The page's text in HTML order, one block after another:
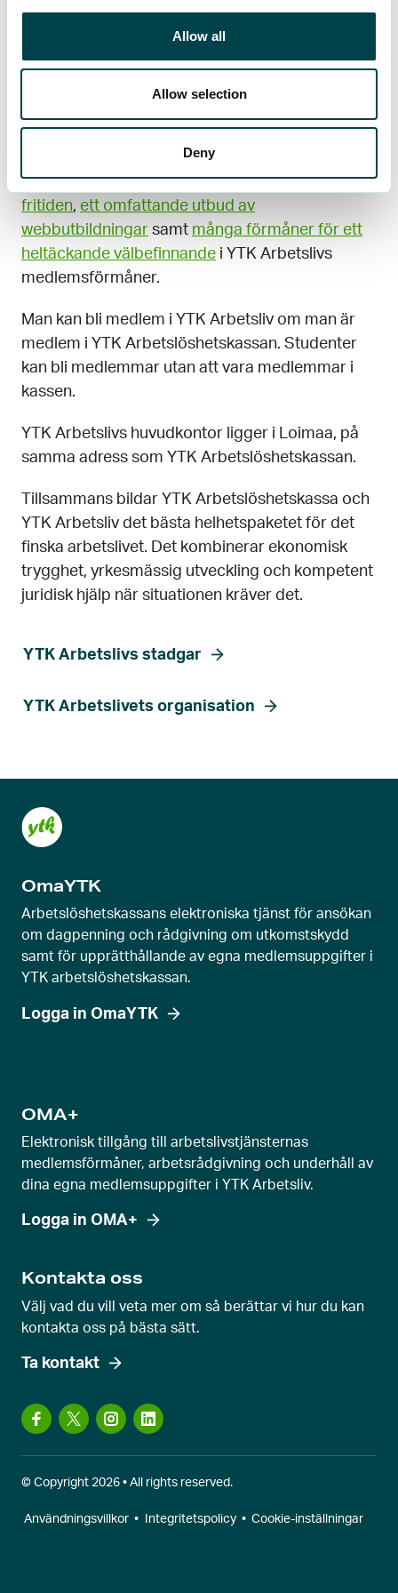
Allow all
Allow selection
Deny
beslutade att gemensamt teckna en
rättsskyddsförsäkring. Samma tjänst är
fortfarande tillgänglig för alla medlemmar i YTK
Arbetsliv.
juridisk rådgivning vid
arbetsrättsliga problem,olycksfallsförsäkring för
fritiden, ett omfattande utbud av
webbutbildningar samt många förmåner för ett
heltäckande välbefinnande i YTK Arbetslivs
medlemsförmåner.
Man kan bli medlem i YTK Arbetsliv om man är
medlem i YTK Arbetslöshetskassan. Studenter
kan bli medlemmar utan att vara medlemmar i
kassen.
YTK Arbetslivs huvudkontor ligger i Loimaa, på
samma adress som YTK Arbetslöshetskassan.
Tillsammans bildar YTK Arbetslöshetskassa och
YTK Arbetsliv det bästa helhetspaketet för det
finska arbetslivet. Det kombinerar ekonomisk
trygghet, yrkesmässig utveckling och kompetent
juridisk hjälp när situationen kräver det.
YTK Arbetslivs stadgar
YTK Arbetslivets organisation
OmaYTK
Arbetslöshetskassans elektroniska tjänst för ansökan
om dagpenning och rådgivning om utkomstskydd
samt för upprätthållande av egna medlemsuppgifter i
YTK arbetslöshetskassan.
Logga in OmaYTK
OMA+
Elektronisk tillgång till arbetslivstjänsternas
medlemsförmåner, arbetsrådgivning och underhåll av
dina egna medlemsuppgifter i YTK Arbetsliv.
Logga in OMA+
Kontakta oss
Välj vad du vill veta mer om så berättar vi hur du kan
kontakta oss på bästa sätt.
Ta kontakt
© Copyright 2026 • All rights reserved.
Användningsvillkor • Integritetspolicy • Cookie-inställningar